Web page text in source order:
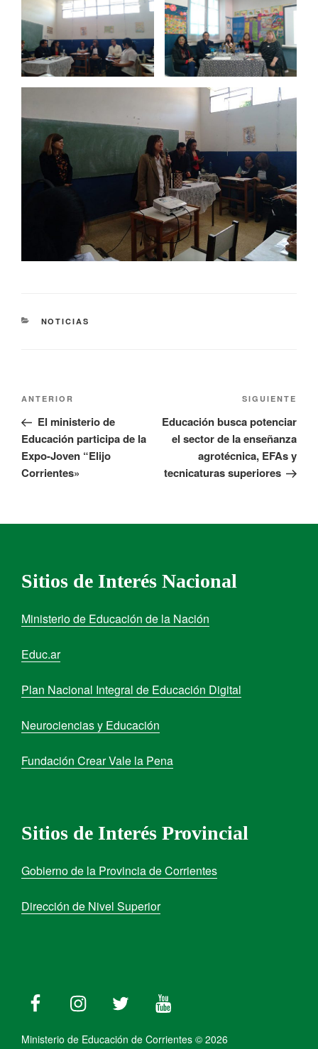
NOTICIAS
ANTERIOR
El ministerio de
Educación participa de la
Expo-Joven “Elijo
Corrientes»
SIGUIENTE
Educación busca potenciar
el sector de la enseñanza
agrotécnica, EFAs y
tecnicaturas superiores
Sitios de Interés Nacional
Ministerio de Educación de la Nación
Educ.ar
Plan Nacional Integral de Educación Digital
Neurociencias y Educación
Fundación Crear Vale la Pena
Sitios de Interés Provincial
Gobierno de la Provincia de Corrientes
Dirección de Nivel Superior
Ministerio de Educación de Corrientes © 2026